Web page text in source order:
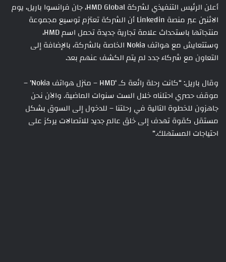
أعلن الرئيس التنفيذي لشركة HMD Global، جان فرانسوا باريل، يوم
الاثنين عبر منصة Linkedin أن الشركة تعتزم توسيع مجموعة
منتجاتها باستحداث علامة تجارية جديدة تحمل اسم HMD،
وستتعايش مع هواتف Nokia الخاصة بالشركة، بالإضافة إلى
التعاون مع شركاء جدد لم يتم الكشف عنهم بعد.
وقال باريل: “كانت رحلة رائعة كـ ‘HMD – منزل هواتف Nokia’ –
موقف حصري احتلناه خلال الست سنوات الماضية. والآن نحن
جاهزون للخطوة التالية في رحلتنا – للدخول إلى السوق بشكل
مستقل كقوة تهدف إلى خلق عالم جديد للاتصالات يركز على
احتياجات المستهلك.”